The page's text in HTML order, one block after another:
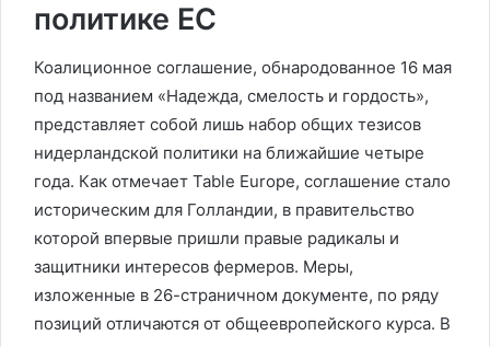
политике ЕС
Коалиционное соглашение, обнародованное 16 мая
под названием «Надежда, смелость и гордость»,
представляет собой лишь набор общих тезисов
нидерландской политики на ближайшие четыре
года. Как отмечает Table Europe, соглашение стало
историческим для Голландии, в правительство
которой впервые пришли правые радикалы и
защитники интересов фермеров. Меры,
изложенные в 26-страничном документе, по ряду
позиций отличаются от общеевропейского курса. В